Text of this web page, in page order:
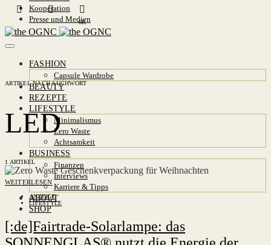
Kooperation
Presse und Medien
6K
FASHION
Capsule Wardrobe
BEAUTY
REZEPTE
LIFESTYLE
Minimalismus
Zero Waste
Achtsamkeit
BUSINESS
Finanzen
Interviews
Karriere & Tipps
ABOUT
SHOP
ARTIKEL NACH SUCHWORT
LED
1 ARTIKEL
WEITERLESEN
ANZEIGE
LIFESTYLE
[:de]Fairtrade-Solarlampe: das